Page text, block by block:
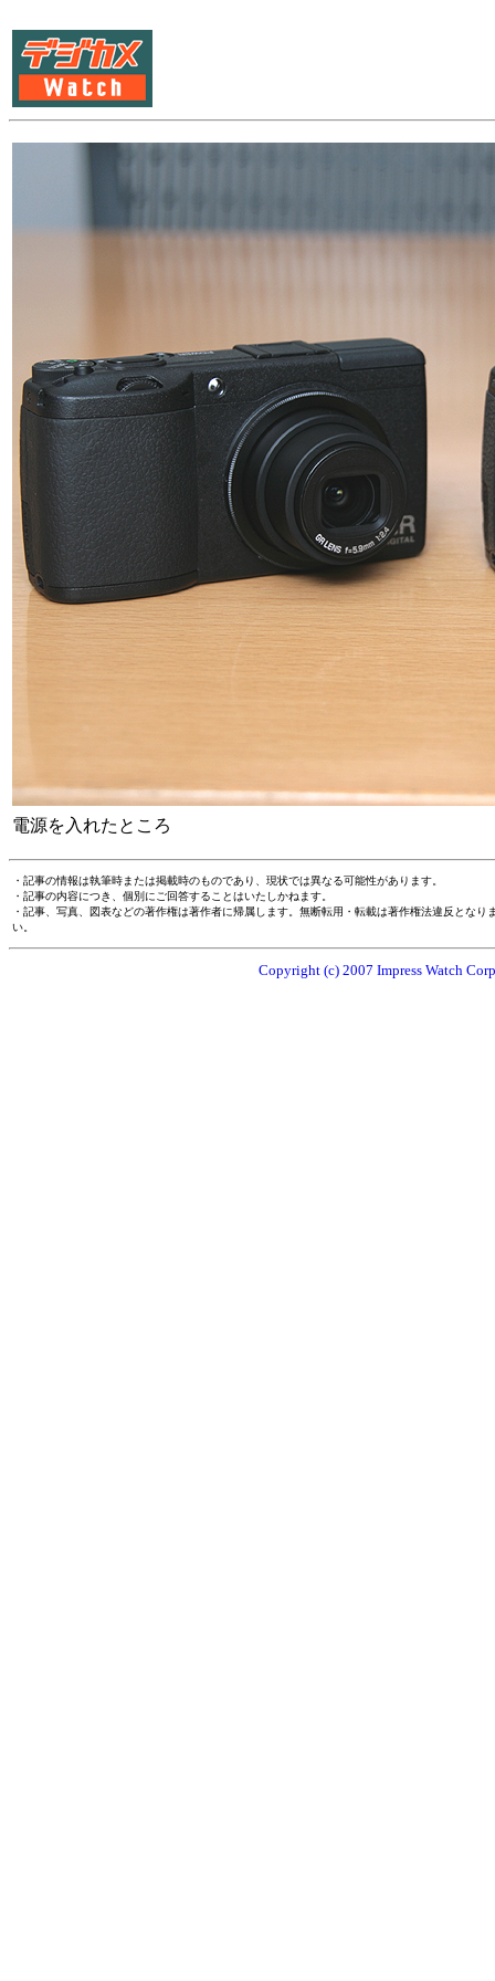
電源を入れたところ
・記事の情報は執筆時または掲載時のものであり、現状では異なる可能性があります。
・記事の内容につき、個別にご回答することはいたしかねます。
・記事、写真、図表などの著作権は著作者に帰属します。無断転用・転載は著作権法違反とな
い。
Copyright (c) 2007 Impress Watch